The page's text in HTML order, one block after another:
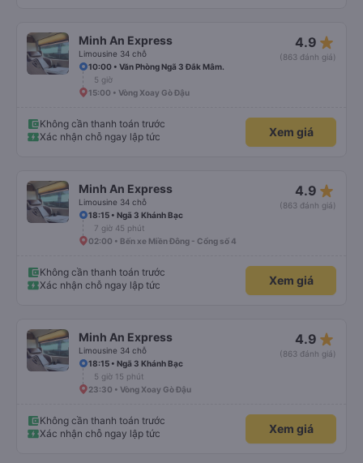
Minh An Express
Limousine 34 chỗ
4.9 star_rate
(863 đánh giá)
10:00 • Văn Phòng Ngã 3 Đắk Mâm.
5 giờ
15:00 • Vòng Xoay Gò Đậu
Không cần thanh toán trước
Xác nhận chỗ ngay lập tức
Xem giá
Minh An Express
Limousine 34 chỗ
4.9 star_rate
(863 đánh giá)
18:15 • Ngã 3 Khánh Bạc
7 giờ 45 phút
02:00 • Bến xe Miền Đông - Cổng số 4
Không cần thanh toán trước
Xác nhận chỗ ngay lập tức
Xem giá
Minh An Express
Limousine 34 chỗ
4.9 star_rate
(863 đánh giá)
18:15 • Ngã 3 Khánh Bạc
5 giờ 15 phút
23:30 • Vòng Xoay Gò Đậu
Không cần thanh toán trước
Xác nhận chỗ ngay lập tức
Xem giá